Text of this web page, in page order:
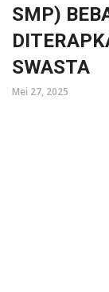
SMP)
SWASTA
Mei 27, 2025